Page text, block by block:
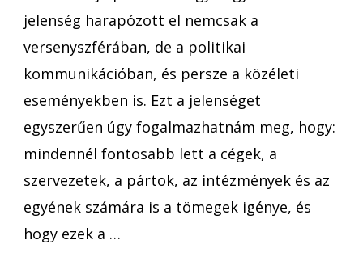
a
marketingben
jelenség harapózott el nemcsak a
versenyszférában, de a politikai
kommunikációban, és persze a közéleti
eseményekben is. Ezt a jelenséget
egyszerűen úgy fogalmazhatnám meg, hogy:
mindennél fontosabb lett a cégek, a
szervezetek, a pártok, az intézmények és az
egyének számára is a tömegek igénye, és
hogy ezek a …